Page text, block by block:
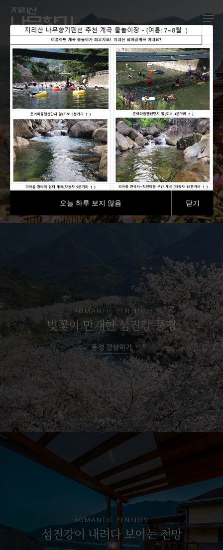
Hit enter to search or ESC to close
ROMANTIC PENSION
나무향기를 만나면 숨쉬는 자연
이 있다!
실시간 예약하기
ROMANTIC PENSION
벚꽃이 만개한 섬진강 풍경
풍경 감상하기
ROMANTIC PENSION
섬진강이 내려다 보이는 전망
오늘 하루 보지 않음 닫기